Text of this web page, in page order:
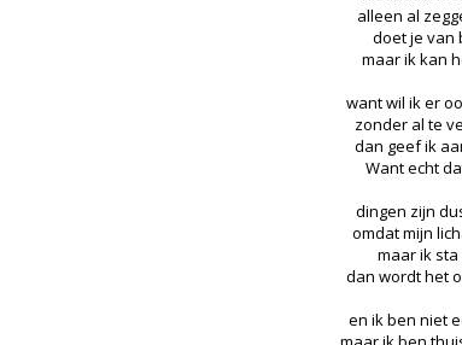
alleen al
doet je van
maar ik kan
want wil ik er
zonder al te
dan geef ik
Want echt
dingen zijn
omdat mijn
maar ik
dan wordt het
en ik ben niet